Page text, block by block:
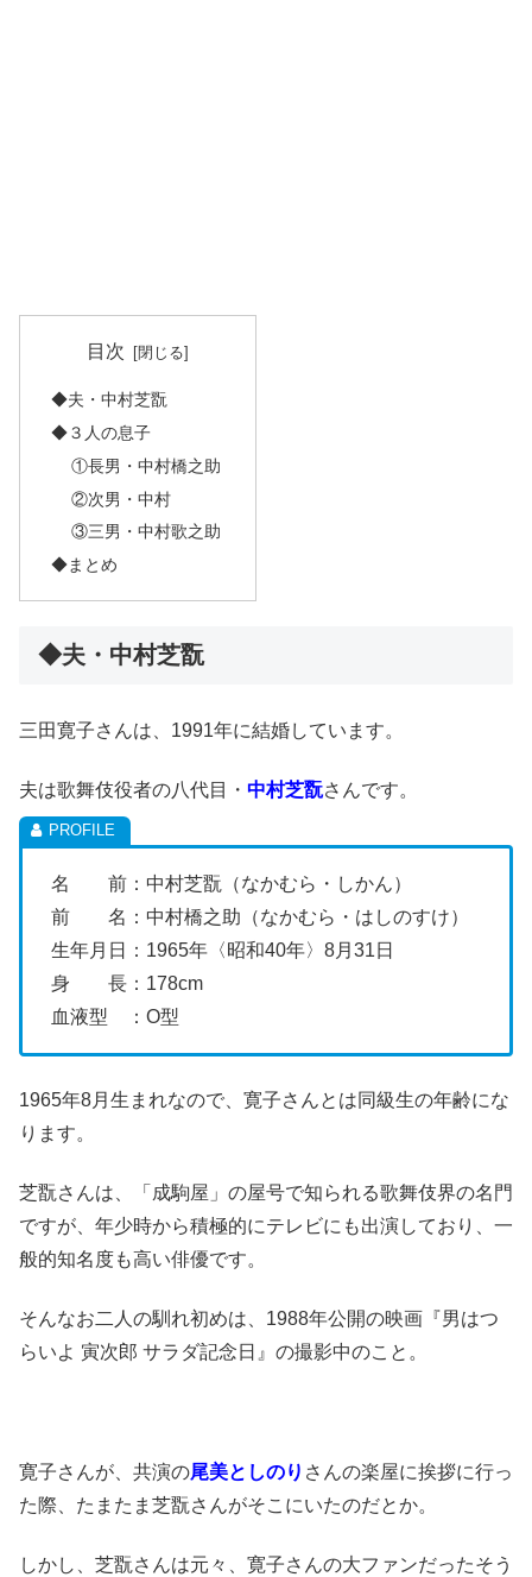
目次
◆夫・中村芝翫
◆３人の息子
①長男・中村橋之助
②次男・中村
③三男・中村歌之助
◆まとめ
◆夫・中村芝翫
三田寛子さんは、1991年に結婚しています。
夫は歌舞伎役者の八代目・ 中村芝翫さんです。
名 前：中村芝翫（なかむら・しかん）
前 名：中村橋之助（なかむら・はしのすけ）
生年月日：1965年〈昭和40年〉8月31日
身 長：178cm
血液型 ：O型
1965年8月生まれなので、寛子さんとは同級生の年齢にな
ります。
芝翫さんは、「成駒屋」の屋号で知られる歌舞伎界の名門
ですが、年少時から積極的にテレビにも出演しており、一
般的知名度も高い俳優です。
そんなお二人の馴れ初めは、1988年公開の映画『男はつ
らいよ 寅次郎 サラダ記念日』の撮影中のこと。
寛子さんが、共演の尾美としのり さんの楽屋に挨拶に行っ
た際、たまたま芝翫さんがそこにいたのだとか。
しかし、芝翫さんは元々、寛子さんの大ファンだったそう